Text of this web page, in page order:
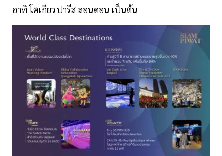
อาทิ โตเกียว ปารีส ลอนดอน เป็นต้น